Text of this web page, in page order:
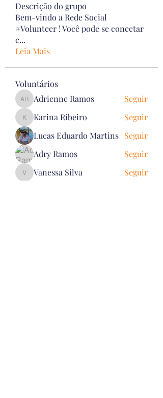
Descrição do grupo
Bem-vindo a Rede Social
#Volunteer ! Você pode se conectar
c...
Leia Mais
Voluntários
Adrienne Ramos
Adrienne Ramos Seguir
Karina Ribeiro
Karina Ribeiro
Seguir
Lucas Eduardo Martins Seguir
Adry Ramos
Seguir
Vanessa Silva
Vanessa Silva
Seguir